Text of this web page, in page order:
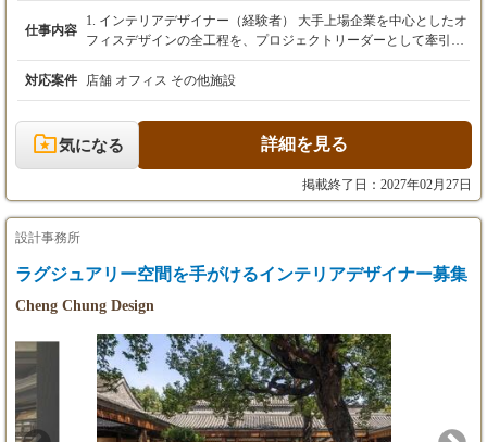
※試用期間6ヶ月あり
【2. アシスタントデザイナー（未経験者）】
※上記には固定残業代（54,100円／38時間分）
※経験・能力を最大限考慮の上、当社規定により優遇
いたします。
※上記には固定残業代（54,100円／38時間分）を含み
ます。超過分は別途全額支給します。
※試用期間3ヶ月あり
※これまでのご経験やCADスキルを十分に評価し、当
い。
仕事内容
1. インテリアデザイナー（経験者） 大手上場企業を中心としたオ
フィスデザインの全工程を、プロジェクトリーダーとして牽引し
ていただきます。 【具体的な業務内容】 ・クライアントへのヒ
アリング、経営課題の抽出 ・コンセプト立案、デザイン提案、プ
レゼンテーション ・基本設計、実施設計、マテリアル選定 ・プ
ロジェクト全体の進行管理、予算管理 ・若手デザイナーの育成、
指導 【この仕事の魅力】 裁量権が大きく、自身のアイデアをダ
イレクトに形にできます。数百坪規模の大規模案件に、企画段階
から挑戦できるのが醍醐味です。 将来的には、部門を率いるリー
ダーやマネージャーとして、事業の中核を担うキャリアパスもご
用意しています。 2. アシスタントデザイナー（未経験者） まず
【ステップアップのイメージ】 ・入社当初：現場でのアシスタン
てきたら：CADでの図面作成の補助、プレゼンテーション資料の
作成など、徐々に専門的な業務をお任せします。 ・将来的には：
あなたの成長意欲次第で、小規模案件のデザイン担当など、活躍
の場を広げていけます。 実際に、未経験で入社し4年でチーフデ
ザイナーに昇格した先輩も在籍しています！ 3. CADオペレータ
ー デザイナーの指示のもと、VectorWorksを使用したオフィスレ
イアウト図面や内装設計図面の作成が主な業務です。 Illustratorや
対応案件 店舗 オフィス その他施設
気になる 詳細を見る
掲載終了日：2027年02月27日
設計事務所
ラグジュアリー空間を手がけるインテリアデザイナー募集
Cheng Chung Design